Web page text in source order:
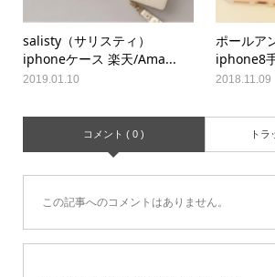
salisty（サリスティ）
iphoneケース 楽天/Ama...
2019.01.10
ポールア
iphone8
2018.11.09
コメント ( 0 ) トラ
この記事へのコメントはありません。